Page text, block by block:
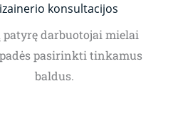
konsultacijos
patyrę darbuotojai mielai
pasirinkti tinkamus
baldus.